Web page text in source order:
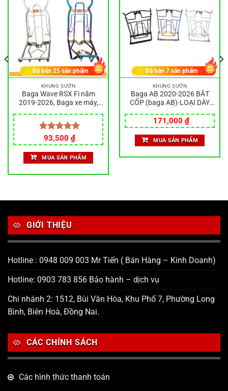
KHUNG SƯỜN
Baga Wave RSX Fi năm
2019-2026, Baga xe máy,
Được xếp
hạng5.00
5 sao
Giá
gốc
là:
110,000 ₫.
93,500 ₫Giá
hiện
tại
là:
93,500 ₫.
Đã bán 25sản phẩm
MUA SẢN PHẨM
KHUNG SƯỜN
Baga AB 2020-2026 BẮT
CỐP (baga AB)-LOẠI DÀY
Baga Airblade 2020-2026
Giá
gốc
là:
179,000 ₫.
171,000 ₫Giá
hiện
tại
là:
171,000 ₫.
Đã bán7 sản phẩm
MUA SẢN PHẨM
GIỚI THIỆU
Hotline : 0948 009 003 Mr Tiến ( Bán Hàng – Kinh Doanh)
Hotline: 0903 783 856 Bảo hành – dịch vụ
Chi nhánh 2: 1512, Bùi Văn Hòa, Khu Phố 7, Phường Long
Bình, Biên Hoà, Đồng Nai.
CÁC CHÍNH SÁCH
Các hình thức thanh toán